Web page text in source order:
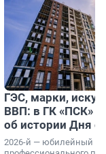
ГЭС, марки,
ВВП: в ГК «ПСК»
об истории Дня
2026-й — юбилейный